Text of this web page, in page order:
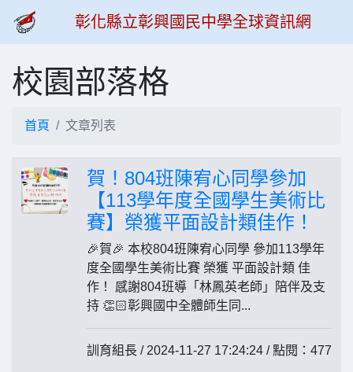
彰化縣立彰興國民中學全球資訊網
校園部落格
首頁 文章列表
賀！804班陳宥心同學參加
【113學年度全國學生美術比
賽】榮獲平面設計類佳作！
🎉賀🎉 本校804班陳宥心同學 參加113學年
度全國學生美術比賽 榮獲 平面設計類 佳
作！ 感謝804班導「林鳳英老師」陪伴及支
持 👏🏻彰興國中全體師生同...
訓育組長 / 2024-11-27 17:24:24 / 點閱：477